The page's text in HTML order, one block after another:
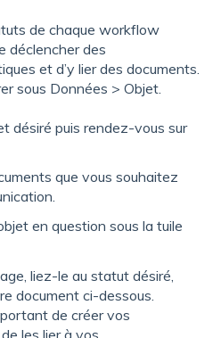
de chaque workflow
déclencher des
et d’y lier des documents.
sous Données > Objet.
désiré puis rendez-vous sur
que vous souhaitez
en question sous la tuile
liez-le au statut désiré,
document ci-dessous.
de créer vos
les lier à vos